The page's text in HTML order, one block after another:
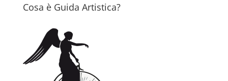
Cosa è Guida Artistica?